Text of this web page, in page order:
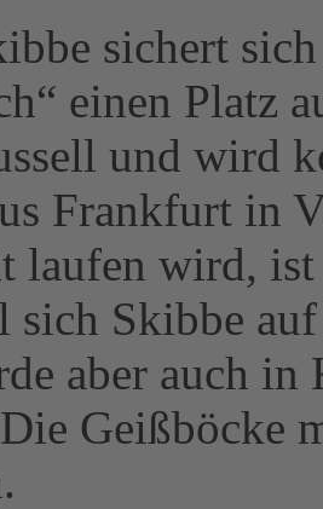
sichert
einen Platz
und wird
Frankfurt in
laufen wird,
Skibbe
aber auch
Geißböcke